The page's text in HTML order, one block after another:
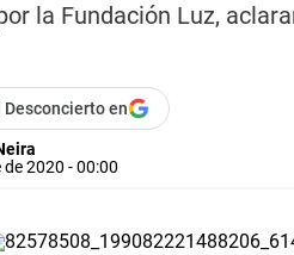
la Fundación Luz,
Desconcierto en
2020 - 00:00